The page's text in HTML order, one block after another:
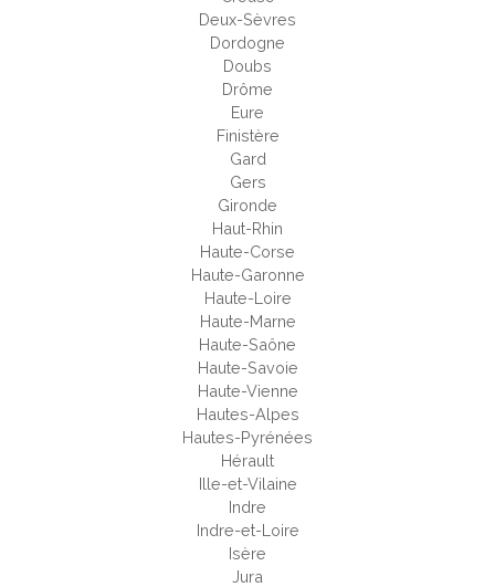
Deux-Sèvres
Dordogne
Doubs
Drôme
Eure
Finistère
Gard
Gers
Gironde
Haut-Rhin
Haute-Corse
Haute-Garonne
Haute-Loire
Haute-Marne
Haute-Saône
Haute-Savoie
Haute-Vienne
Hautes-Alpes
Hautes-Pyrénées
Hérault
Ille-et-Vilaine
Indre
Indre-et-Loire
Isère
Jura